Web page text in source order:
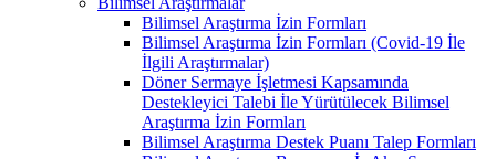
Bilimsel Araştırma İzin Formları
Bilimsel Araştırma İzin Formları (Covid-19 İle
İlgili Araştırmalar)
Döner Sermaye İşletmesi Kapsamında
Destekleyici Talebi İle Yürütülecek Bilimsel
Araştırma İzin Formları
Bilimsel Araştırma Destek Puanı Talep Formları